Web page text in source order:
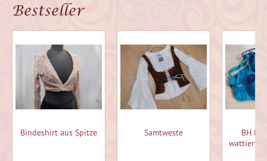
Bestseller
Bindeshirt aus Spitze Samtweste
BH
wattiert,